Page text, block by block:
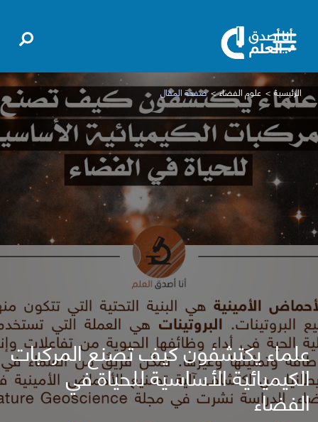
الرئيسية علوم الفضاء صفحة المقال
علماء يكتشفون كيف تصنع المركبات
الكيميائية الأساسية للحياة في
الفضاء